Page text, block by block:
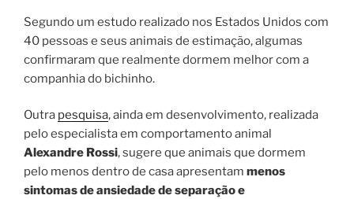
Segundo um estudo realizado nos Estados Unidos com
40 pessoas e seus animais de estimação, algumas
confirmaram que realmente dormem melhor com a
companhia do bichinho.
Outra pesquisa, ainda em desenvolvimento, realizada
pelo especialista em comportamento animal
Alexandre Rossi, sugere que animais que dormem
pelo menos dentro de casa apresentam menos
sintomas de ansiedade de separação e